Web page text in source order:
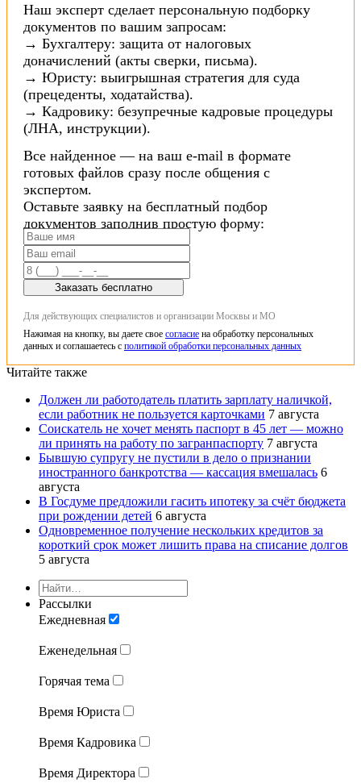
Наш эксперт сделает персональную подборку
документов по вашим запросам:
→ Бухгалтеру: защита от налоговых
доначислений (акты сверки, письма).
→ Юристу: выигрышная стратегия для суда
(прецеденты, ходатайства).
→ Кадровику: безупречные кадровые процедуры
(ЛНА, инструкции).
Все найденное — на ваш e-mail в формате
готовых файлов сразу после общения с
экспертом.
Оставьте заявку на бесплатный подбор
документов заполнив простую форму:
Заказать бесплатно
Для действующих специалистов и организации Москвы и МО
Нажимая на кнопку, вы даете свое согласие на обработку персональных
данных и соглашаетесь с политикой обработки персональных данных
Читайте также
Должен ли работодатель платить зарплату наличкой,
если работник не пользуется карточками 7 августа
Соискатель не хочет менять паспорт в 45 лет — можно
ли принять на работу по загранпаспорту 7 августа
Бывшую супругу не пустили в дело о признании
иностранного банкротства — кассация вмешалась 6
августа
В Госдуме предложили гасить ипотеку за счёт бюджета
при рождении детей 6 августа
Одновременное получение нескольких кредитов за
короткий срок может лишить права на списание долгов
5 августа
Рассылки
Ежедневная
Еженедельная
Горячая тема
Время Юриста
Время Кадровика
Время Директора